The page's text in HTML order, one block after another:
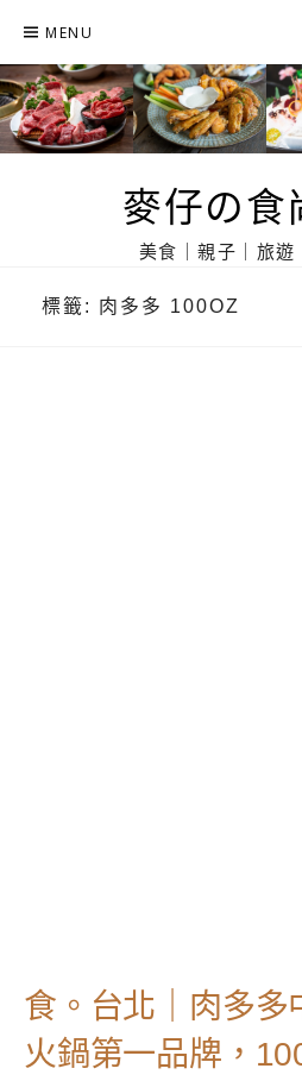
content
MENU
麥仔の食
美食｜親子｜旅遊
標籤: 肉多多 100OZ
食。台北｜肉多多
火鍋第一品牌，